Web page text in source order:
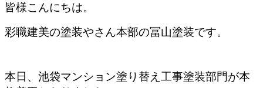
皆様こんにちは。
彩職建美の塗装やさん本部の冨山塗装です。
本日、池袋マンション塗り替え工事塗装部門が本